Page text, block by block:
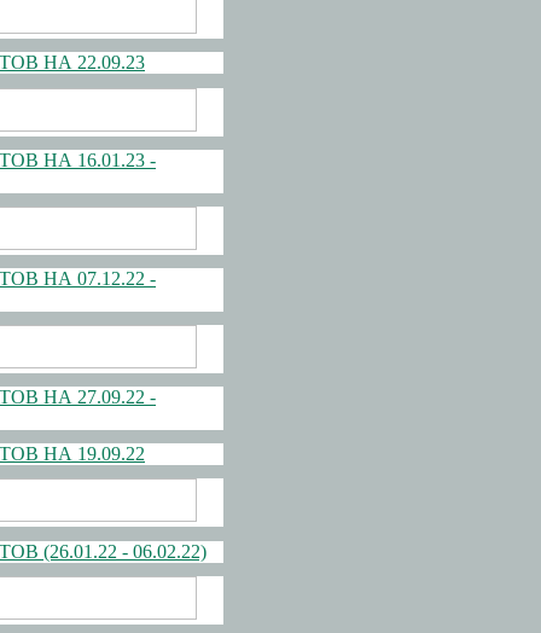
НА 22.09.23
НА 16.01.23 -
НА 07.12.22 -
НА 27.09.22 -
НА 19.09.22
- 06.02.22)